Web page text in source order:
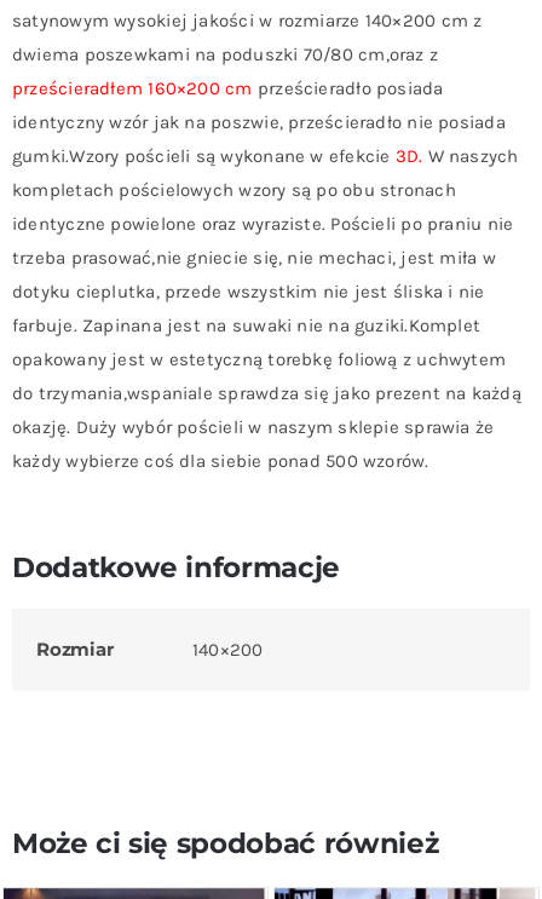
satynowym wysokiej jakości w rozmiarze 140×200 cm z
dwiema poszewkami na poduszki 70/80 cm,oraz z
prześcieradłem 160×200 cm prześcieradło posiada
identyczny wzór jak na poszwie, prześcieradło nie posiada
gumki.Wzory pościeli są wykonane w efekcie 3D. W naszych
kompletach pościelowych wzory są po obu stronach
identyczne powielone oraz wyraziste. Pościeli po praniu nie
trzeba prasować,nie gniecie się, nie mechaci, jest miła w
dotyku cieplutka, przede wszystkim nie jest śliska i nie
farbuje. Zapinana jest na suwaki nie na guziki.Komplet
opakowany jest w estetyczną torebkę foliową z uchwytem
do trzymania,wspaniale sprawdza się jako prezent na każdą
okazję. Duży wybór pościeli w naszym sklepie sprawia że
każdy wybierze coś dla siebie ponad 500 wzorów.
Dodatkowe informacje
Rozmiar 140×200
Może ci się spodobać również